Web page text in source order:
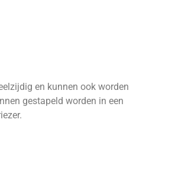
en kunnen ook worden
gestapeld worden in een